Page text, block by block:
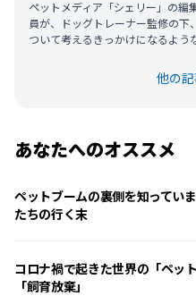
ペットメディア「シェリー」の編
員が、ドッグトレーナー監修の下
ついて考えるきっかけになるよう
他の
あなたへのオススメ
ペットブームの裏側を知ってい
たちの行く末
コロナ禍で起きた世界の「ペッ
「飼育放棄」